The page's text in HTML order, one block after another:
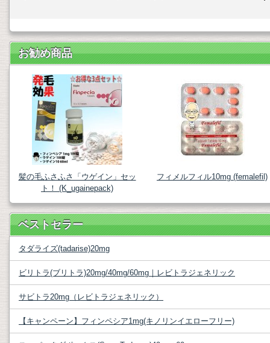
お勧め商品
髪の毛ふさふさ「ウゲイン」セッ
ト！ (K_ugainepack)
フィメルフィル10mg (femalefil)
ベストセラー
タダライズ(tadarise)20mg
ビリトラ(ブリトラ)20mg/40mg/60mg｜レビトラジェネリック
サビトラ20mg（レビトラジェネリック）
【キャンペーン】フィンペシア1mg(キノリンイエローフリー)